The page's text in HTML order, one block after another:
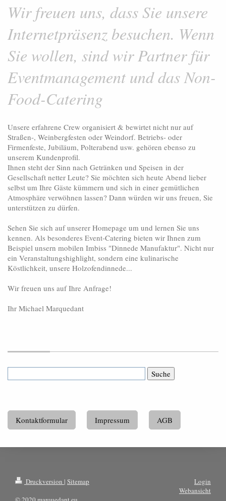
Wir freuen uns, dass Sie unsere
Internetpräsenz besuchen. Wenn
Sie wollen, sind wir Partner für
Eventmanagement und das Non-
Food-Catering
Unsere erfahrene Crew organisiert & bewirtet nicht nur auf
Straßen-, Weinbergfesten oder Weindorf. Betriebs- oder
Firmenfeste, Jubiläum, Polterabend usw. gehören ebenso zu
unserem Kundenprofil.
Ihnen steht der Sinn nach Getränken und Speisen in der
Gesellschaft netter Leute? Sie möchten sich heute Abend lieber
selbst um Ihre Gäste kümmern und sich in einer gemütlichen
Atmosphäre verwöhnen lassen? Dann würden wir uns freuen, Sie
unterstützen zu dürfen.
Sehen Sie sich auf unserer Homepage um und lernen Sie uns
kennen. Als besonderes Event-Catering bieten wir Ihnen zum
Beispiel unsern mobilen Imbiss "Dinnede Manufaktur". Nicht nur
ein Veranstaltungshighlight, sondern eine kulinarische
Köstlichkeit, unsere Holzofendinnede...
Wir freuen uns auf Ihre Anfrage!
Ihr Michael Marquedant
Kontaktformular Impressum AGB
Druckversion | Sitemap
Login
Webansicht